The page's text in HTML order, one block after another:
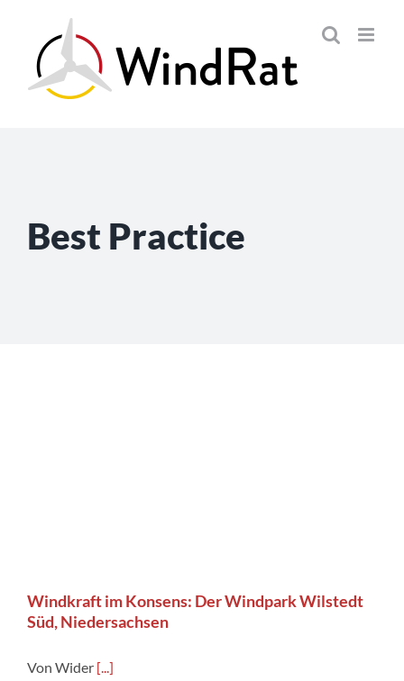
content
Best Practice
Windkraft im Konsens: Der Windpark Wilstedt
Süd, Niedersachsen
Von Wider [...]